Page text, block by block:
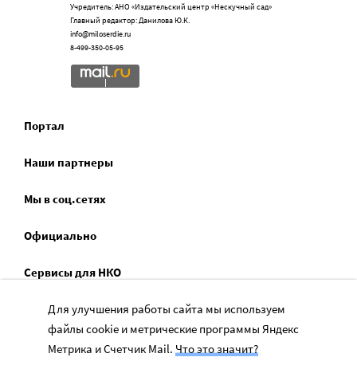
Учредитель: АНО «Издательский центр «Нескучный сад»
Главный редактор: Данилова Ю.К.
info@miloserdie.ru
8-499-350-05-95
Портал
Наши партнеры
Мы в соц.сетях
Официально
Сервисы для НКО
Спецпроекты
Социальное служение
Для улучшения работы сайта мы используем
файлы cookie и метрические программы Яндекс
Метрика и Счетчик Mail. Что это значит?